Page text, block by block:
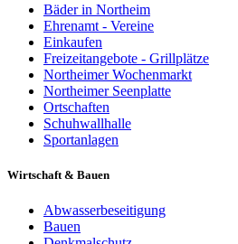
Bäder in Northeim
Ehrenamt - Vereine
Einkaufen
Freizeitangebote - Grillplätze
Northeimer Wochenmarkt
Northeimer Seenplatte
Ortschaften
Schuhwallhalle
Sportanlagen
Wirtschaft & Bauen
Abwasserbeseitigung
Bauen